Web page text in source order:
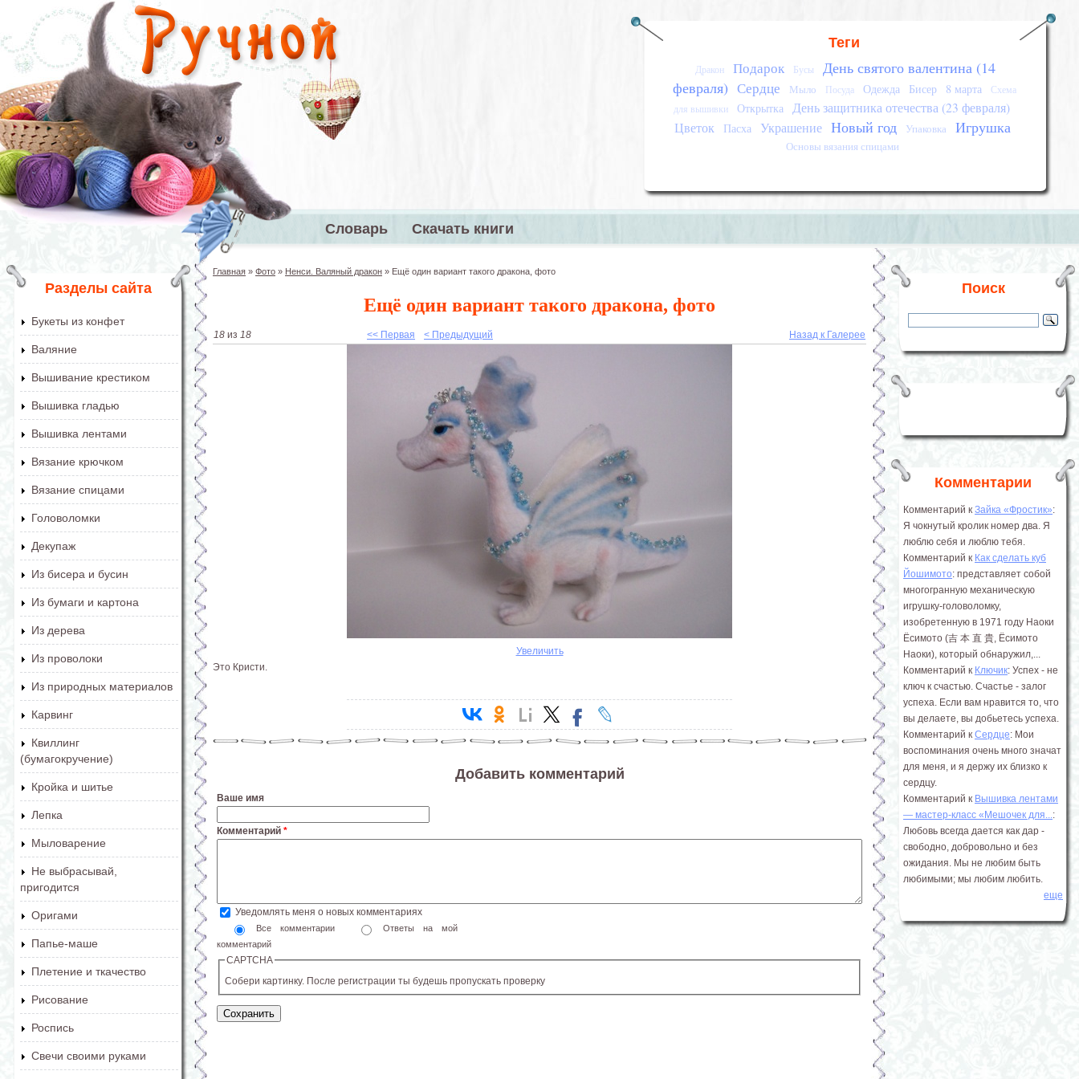
Перейти к основному содержанию
Теги
Дракон Подарок Бусы
День святого валентина (14
февраля) Сердце Мыло Посуда Одежда Бисер 8 марта
Схема
для вышивки
Открытка День защитника отечества (23 февраля)
Цветок
Пасха Украшение Новый год Упаковка Игрушка
Основы вязания спицами
Главное меню
Словарь Скачать книги
Разделы сайта
Букеты из конфет
Валяние
Вышивание крестиком
Вышивка гладью
Вышивка лентами
Вязание крючком
Вязание спицами
Головоломки
Декупаж
Из бисера и бусин
Из бумаги и картона
Из дерева
Из проволоки
Из природных материалов
Карвинг
Квиллинг
(бумагокручение)
Кройка и шитье
Лепка
Мыловарение
Не выбрасывай,
пригодится
Оригами
Папье-маше
Плетение и ткачество
Рисование
Роспись
Свечи своими руками
Главная » Фото » Ненси. Валяный дракон » Ещё один вариант такого дракона, фото
Ещё один вариант такого дракона, фото
18 из 18 << Первая < Предыдущий Назад к Галерее
Увеличить
Это Кристи.
Добавить комментарий
Ваше имя
Комментарий *
Уведомлять меня о новых комментариях
Все комментарии
Ответы на мой
комментарий
CAPTCHA
Собери картинку. После регистрации ты будешь пропускать проверку
Поиск
Комментарии
Комментарий к Зайка «Фростик»:
Я чокнутый кролик номер два. Я
люблю себя и люблю тебя.
Комментарий к Как сделать куб
Йошимото: представляет собой
многогранную механическую
игрушку-головоломку,
изобретенную в 1971 году Наоки
Ёсимото (吉 本 直 貴, Ёсимото
Наоки), который обнаружил,...
Комментарий к Ключик: Успех - не
ключ к счастью. Счастье - залог
успеха. Если вам нравится то, что
вы делаете, вы добьетесь успеха.
Комментарий к Сердце: Мои
воспоминания очень много значат
для меня, и я держу их близко к
сердцу.
Комментарий к Вышивка лентами
― мастер-класс «Мешочек для...:
Любовь всегда дается как дар -
свободно, добровольно и без
ожидания. Мы не любим быть
любимыми; мы любим любить.
еще